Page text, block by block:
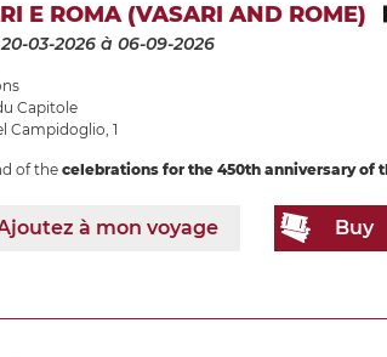
E ROMA (VASARI AND ROME)
03-2026 à 06-09-2026
Capitole
Campidoglio, 1
of the celebrations for the 450th anniversary of
à mon voyage Buy